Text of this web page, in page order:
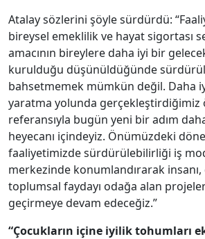
Atalaysözlerini şöyle sürdürdü:
bireysel emeklilik ve hayat sigortası
amacının bireylere daha iyi bir
kurulduğu düşünüldüğünde
bahsetmemek mümkün değil. Daha
yaratma yolunda gerçekleştirdiğimiz
referansıyla bugün yeni bir adım
heyecanı içindeyiz. Önümüzdeki
faaliyetimizde sürdürülebilirliği iş
merkezinde konumlandırarak insanı,
toplumsal faydayı odağa alan
geçirmeye devam edeceğiz.”
“Çocukların içine iyilik tohumları